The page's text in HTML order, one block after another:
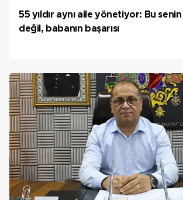
55 yıldır aynı aile yönetiyor: Bu senin başarın
değil, babanın başarısı